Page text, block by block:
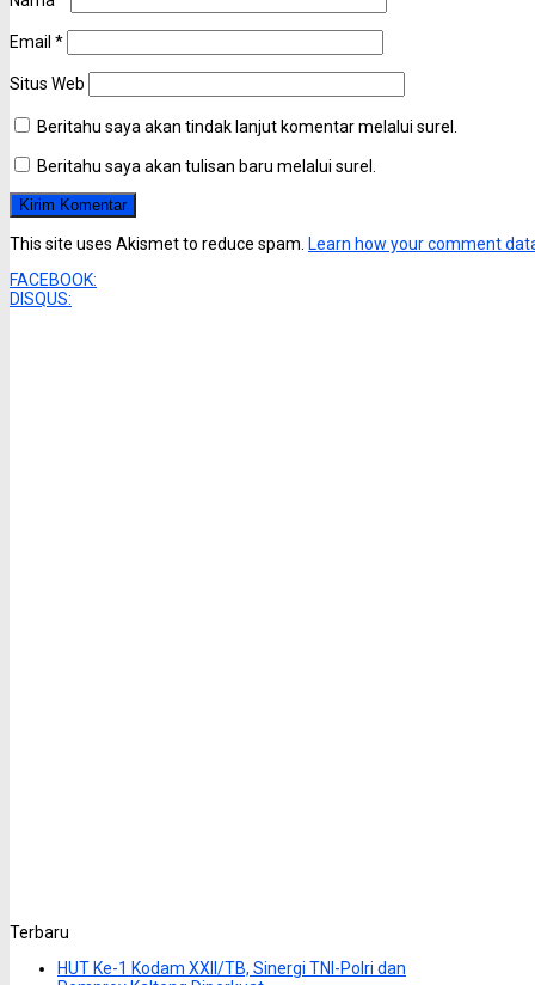
Email *
Situs Web
Beritahu saya akan tindak lanjut komentar melalui surel.
Beritahu saya akan tulisan baru melalui surel.
This site uses Akismet to reduce spam. Learn how your comment
FACEBOOK:
DISQUS:
Terbaru
HUT Ke-1 Kodam XXII/TB, Sinergi TNI-Polri dan